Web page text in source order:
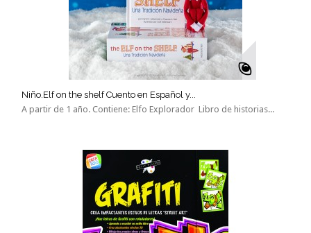
Niño.Elf on the shelf Cuento en Español y...
A partir de 1 año. Contiene: Elfo Explorador Libro de historias...